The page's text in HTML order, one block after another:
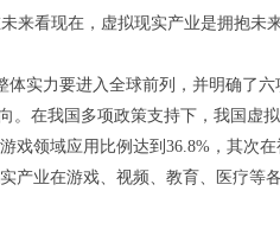
来看现在，虚拟现实产业是拥抱未
体实力要进入全球前列，并明确了六
。在我国多项政策支持下，我国虚
戏领域应用比例达到36.8%，其次在
产业在游戏、视频、教育、医疗等